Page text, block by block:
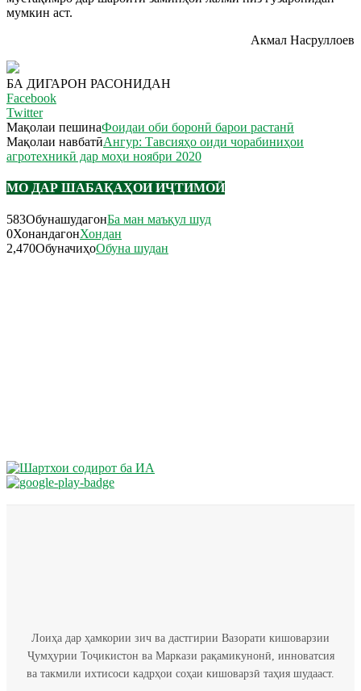
мумкин аст.
Акмал Насруллоев
БА ДИГАРОН РАСОНИДАН
Facebook
Twitter
Мақолаи пешинаФоидаи оби боронӣ барои растанӣ
Мақолаи навбатӣАнгур: Тавсияҳо оиди чорабиниҳои
агротехникӣ дар моҳи ноябри 2020
МО ДАР ШАБАҚАҲОИ ИҶТИМОӢ
583ОбунашудагонБа ман маъқул шуд
0ХонандагонХондан
2,470ОбуначиҳоОбуна шудан
Лоиҳа дар ҳамкории зич ва дастгирии Вазорати кишоварзии
Ҷумҳурии Тоҷикистон ва Маркази рақамикунонӣ, инноватсия
ва такмили ихтисоси кадрҳои соҳаи кишоварзӣ таҳия шудааст.